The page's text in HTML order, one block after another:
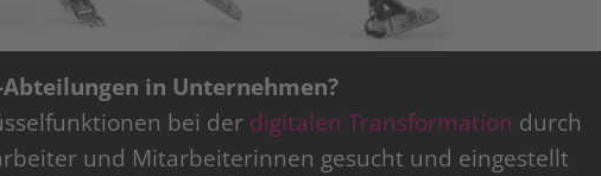
in Unternehmen?
bei der digitalen Transformation durch
und Mitarbeiterinnen gesucht und eingestellt